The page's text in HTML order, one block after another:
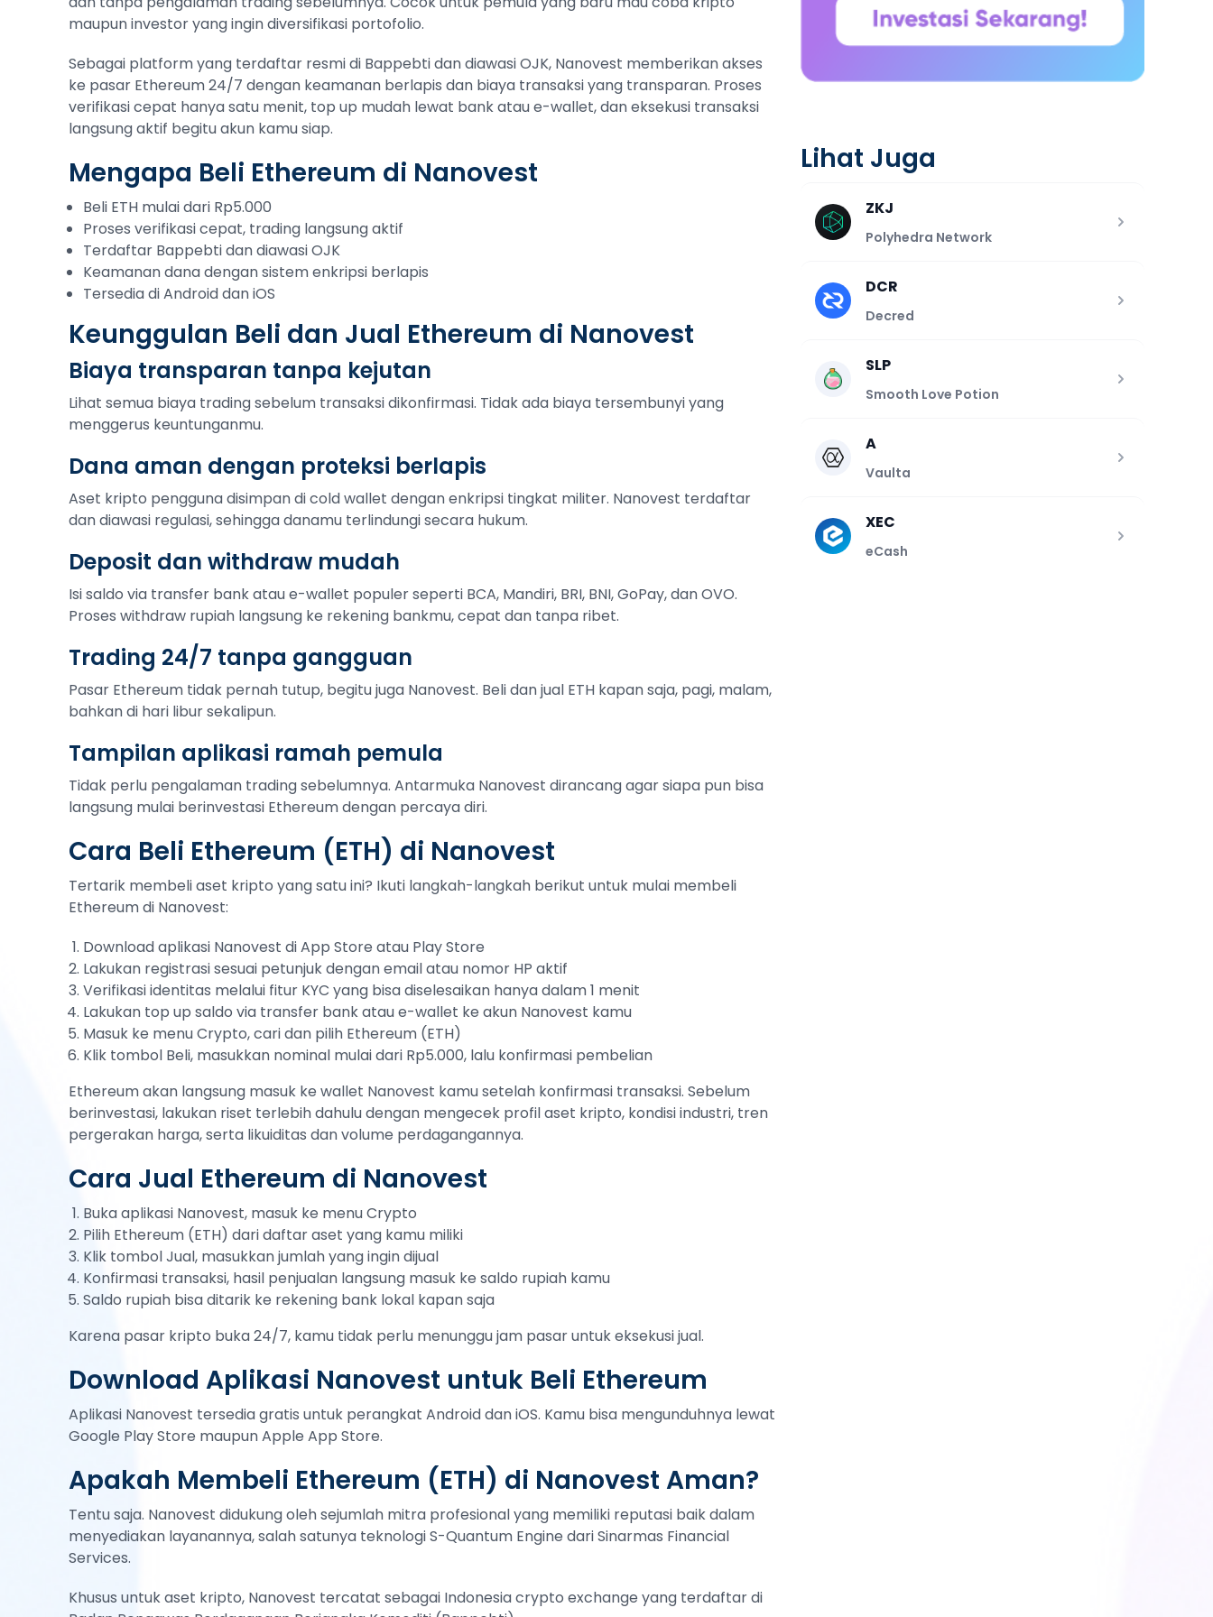
maupun investor yang ingin diversifikasi portofolio.
Sebagai platform yang terdaftar resmi di Bappebti dan diawasi OJK, Nanovest memberikan akses
ke pasar Ethereum 24/7 dengan keamanan berlapis dan biaya transaksi yang transparan. Proses
verifikasi cepat hanya satu menit, top up mudah lewat bank atau e-wallet, dan eksekusi transaksi
langsung aktif begitu akun kamu siap.
Mengapa Beli Ethereum di Nanovest
Beli ETH mulai dari Rp5.000
Proses verifikasi cepat, trading langsung aktif
Terdaftar Bappebti dan diawasi OJK
Keamanan dana dengan sistem enkripsi berlapis
Tersedia di Android dan iOS
Keunggulan Beli dan Jual Ethereum di Nanovest
Biaya transparan tanpa kejutan
Lihat semua biaya trading sebelum transaksi dikonfirmasi. Tidak ada biaya tersembunyi yang
menggerus keuntunganmu.
Dana aman dengan proteksi berlapis
Aset kripto pengguna disimpan di cold wallet dengan enkripsi tingkat militer. Nanovest terdaftar
dan diawasi regulasi, sehingga danamu terlindungi secara hukum.
Deposit dan withdraw mudah
Isi saldo via transfer bank atau e-wallet populer seperti BCA, Mandiri, BRI, BNI, GoPay, dan OVO.
Proses withdraw rupiah langsung ke rekening bankmu, cepat dan tanpa ribet.
Trading 24/7 tanpa gangguan
Pasar Ethereum tidak pernah tutup, begitu juga Nanovest. Beli dan jual ETH kapan saja, pagi, malam,
bahkan di hari libur sekalipun.
Tampilan aplikasi ramah pemula
Tidak perlu pengalaman trading sebelumnya. Antarmuka Nanovest dirancang agar siapa pun bisa
langsung mulai berinvestasi Ethereum dengan percaya diri.
Cara Beli Ethereum (ETH) di Nanovest
Tertarik membeli aset kripto yang satu ini? Ikuti langkah-langkah berikut untuk mulai membeli
Ethereum di Nanovest:
Download aplikasi Nanovest di App Store atau Play Store
Lakukan registrasi sesuai petunjuk dengan email atau nomor HP aktif
Verifikasi identitas melalui fitur KYC yang bisa diselesaikan hanya dalam 1 menit
Lakukan top up saldo via transfer bank atau e-wallet ke akun Nanovest kamu
Masuk ke menu Crypto, cari dan pilih Ethereum (ETH)
Klik tombol Beli, masukkan nominal mulai dari Rp5.000, lalu konfirmasi pembelian
Ethereum akan langsung masuk ke wallet Nanovest kamu setelah konfirmasi transaksi. Sebelum
berinvestasi, lakukan riset terlebih dahulu dengan mengecek profil aset kripto, kondisi industri, tren
pergerakan harga, serta likuiditas dan volume perdagangannya.
Cara Jual Ethereum di Nanovest
Buka aplikasi Nanovest, masuk ke menu Crypto
Pilih Ethereum (ETH) dari daftar aset yang kamu miliki
Klik tombol Jual, masukkan jumlah yang ingin dijual
Konfirmasi transaksi, hasil penjualan langsung masuk ke saldo rupiah kamu
Saldo rupiah bisa ditarik ke rekening bank lokal kapan saja
Karena pasar kripto buka 24/7, kamu tidak perlu menunggu jam pasar untuk eksekusi jual.
Download Aplikasi Nanovest untuk Beli Ethereum
Aplikasi Nanovest tersedia gratis untuk perangkat Android dan iOS. Kamu bisa mengunduhnya lewat
Google Play Store maupun Apple App Store.
Apakah Membeli Ethereum (ETH) di Nanovest Aman?
Tentu saja. Nanovest didukung oleh sejumlah mitra profesional yang memiliki reputasi baik dalam
menyediakan layanannya, salah satunya teknologi S-Quantum Engine dari Sinarmas Financial
Services.
Khusus untuk aset kripto, Nanovest tercatat sebagai Indonesia crypto exchange yang terdaftar di
Lihat Juga
ZKJ
Polyhedra Network
DCR
Decred
SLP
Smooth Love Potion
A
Vaulta
XEC
eCash